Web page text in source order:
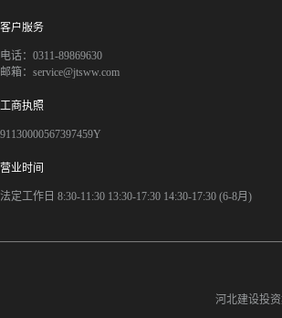
客户服务
电话：0311-89869630
邮箱：service@jtsww.com
工商执照
91130000567397459Y
营业时间
法定工作日 8:30-11:30 13:30-17:30 14:30-17:30 (6-8月)
河北建设投